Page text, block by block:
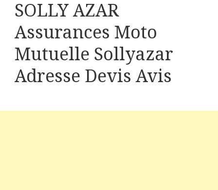
SOLLY AZAR
Assurances Moto
Mutuelle Sollyazar
Adresse Devis Avis